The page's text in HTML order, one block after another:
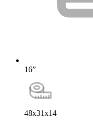
16”
48x31x14